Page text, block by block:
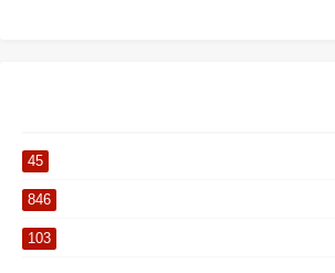
45
846
103